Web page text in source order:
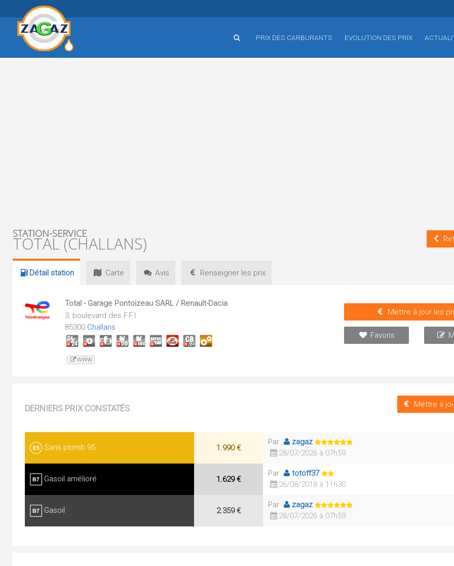
PRIX DES CARBURANTS EVOLUTION DES PRIX
STATION-SERVICE
TOTAL (CHALLANS)
Détail station Carte Avis Renseigner les prix
Total - Garage Pontoizeau SARL / Renault-Dacia
3, boulevard des F.F.I.
85300 Challans
WWW
Mettre à jour les
Favoris
DERNIERS PRIX CONSTATÉS Mettre à
Sans plomb 95 1.990 €
Par
zagaz
28/07/2026 à 07h59
Gasoil amélioré 1.629 €
Par
totoff37
26/08/2018 à 11h30
Gasoil 2.359 €
Par
zagaz
28/07/2026 à 07h59